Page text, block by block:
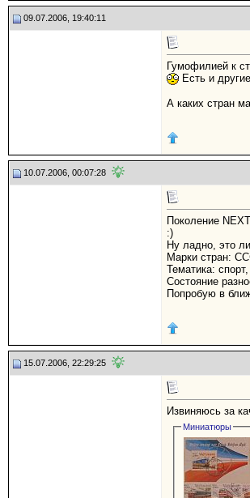
09.07.2006, 19:40:11
Гумофилией к
Есть и
А каких стран
10.07.2006, 00:07:28
Поколение
:)
Ну ладно, это
Марки стран:
Тематика:
Состояние
Попробую в
15.07.2006, 22:29:25
Извиняюсь за
Миниатюры